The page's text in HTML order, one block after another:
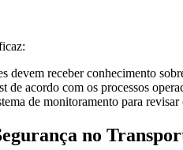
devem receber conhecimento
de acordo com os processos
de monitoramento para
no